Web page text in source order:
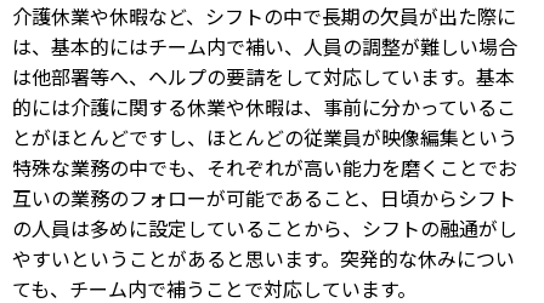
介護休業や休暇など、シフトの中で長期の欠員が出た際に
は、基本的にはチーム内で補い、人員の調整が難しい場合
は他部署等へ、ヘルプの要請をして対応しています。基本
的には介護に関する休業や休暇は、事前に分かっているこ
とがほとんどですし、ほとんどの従業員が映像編集という
特殊な業務の中でも、それぞれが高い能力を磨くことでお
互いの業務のフォローが可能であること、日頃からシフト
の人員は多めに設定していることから、シフトの融通がし
やすいということがあると思います。突発的な休みについ
ても、チーム内で補うことで対応しています。